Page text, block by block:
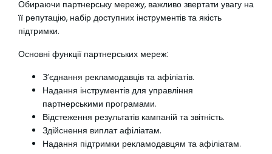
Обираючи партнерську мережу, важливо звертати увагу на
її репутацію, набір доступних інструментів та якість
підтримки.
Основні функції партнерських мереж:
З’єднання рекламодавців та афіліатів.
Надання інструментів для управління
партнерськими програмами.
Відстеження результатів кампаній та звітність.
Здійснення виплат афіліатам.
Надання підтримки рекламодавцям та афіліатам.